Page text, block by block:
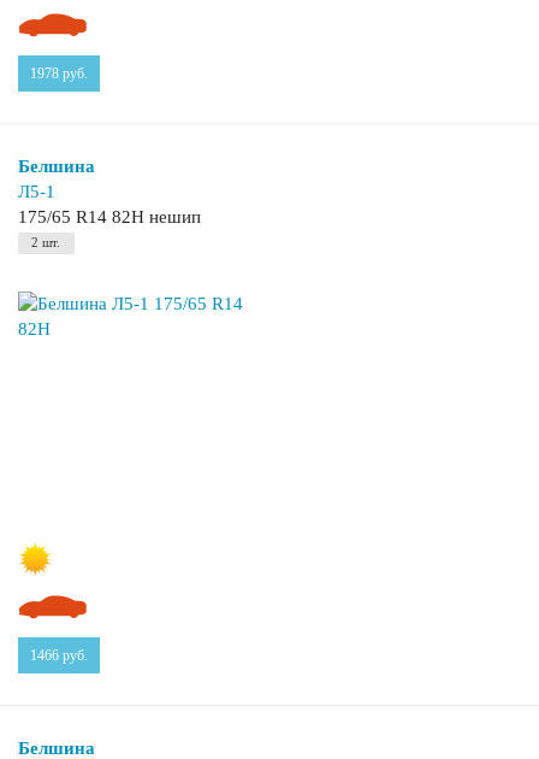
1978 руб.
Белшина
Л5-1
175/65 R14 82H нешип
2 шт.
1466 руб.
Белшина